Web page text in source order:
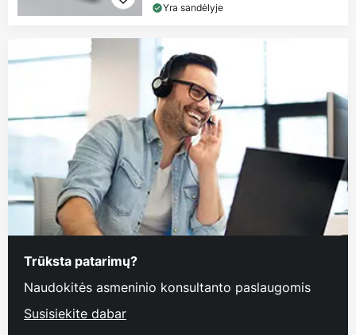
Yra sandėlyje
Trūksta patarimų?
Naudokitės asmeninio konsultanto paslaugomis
Susisiekite dabar